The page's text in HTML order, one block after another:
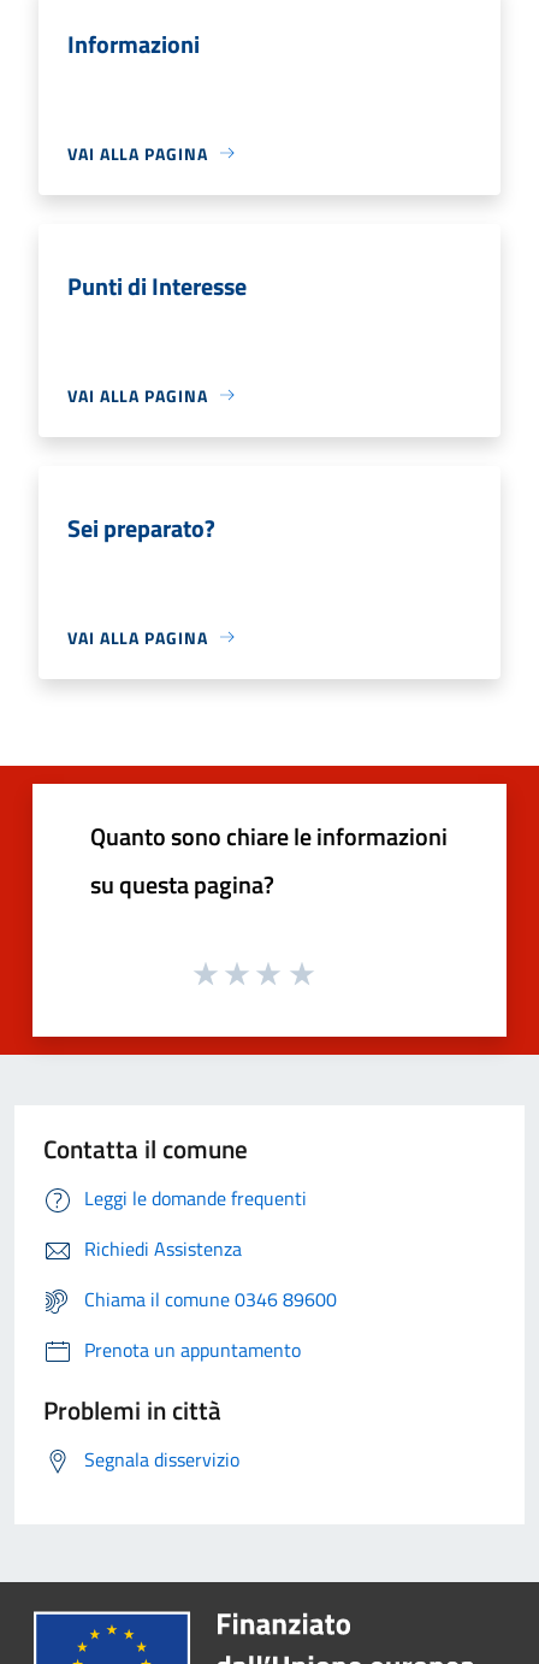
Informazioni
VAI ALLA PAGINA
Punti di Interesse
VAI ALLA PAGINA
Sei preparato?
VAI ALLA PAGINA
Quanto sono chiare le informazioni
su questa pagina?
Contatta il comune
Leggi le domande frequenti
Richiedi Assistenza
Chiama il comune 0346 89600
Prenota un appuntamento
Problemi in città
Segnala disservizio